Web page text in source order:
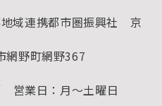
検索）
ル
ページ）
地域連携都市圏振興社 京
網野町網野367
業日：月～土曜日